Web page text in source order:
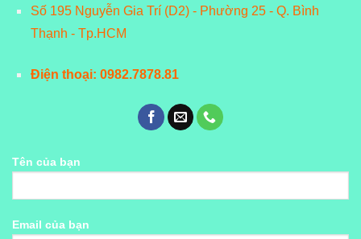
Số 195 Nguyễn Gia Trí (D2) - Phường 25 - Q. Bình
Thạnh - Tp.HCM
Điện thoại: 0982.7878.81
Tên của bạn
Email của bạn